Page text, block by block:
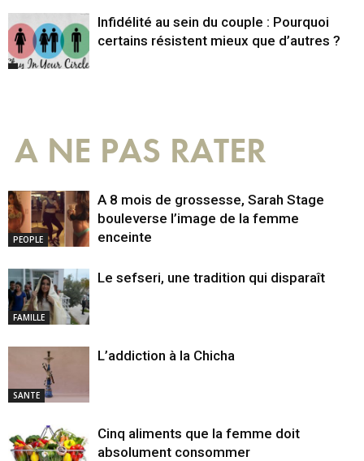
Infidélité au sein du couple : Pourquoi
certains résistent mieux que d’autres ?
A NE PAS RATER
PEOPLE
A 8 mois de grossesse, Sarah Stage
bouleverse l’image de la femme
enceinte
FAMILLE
Le sefseri, une tradition qui disparaît
SANTE
L’addiction à la Chicha
Cinq aliments que la femme doit
absolument consommer